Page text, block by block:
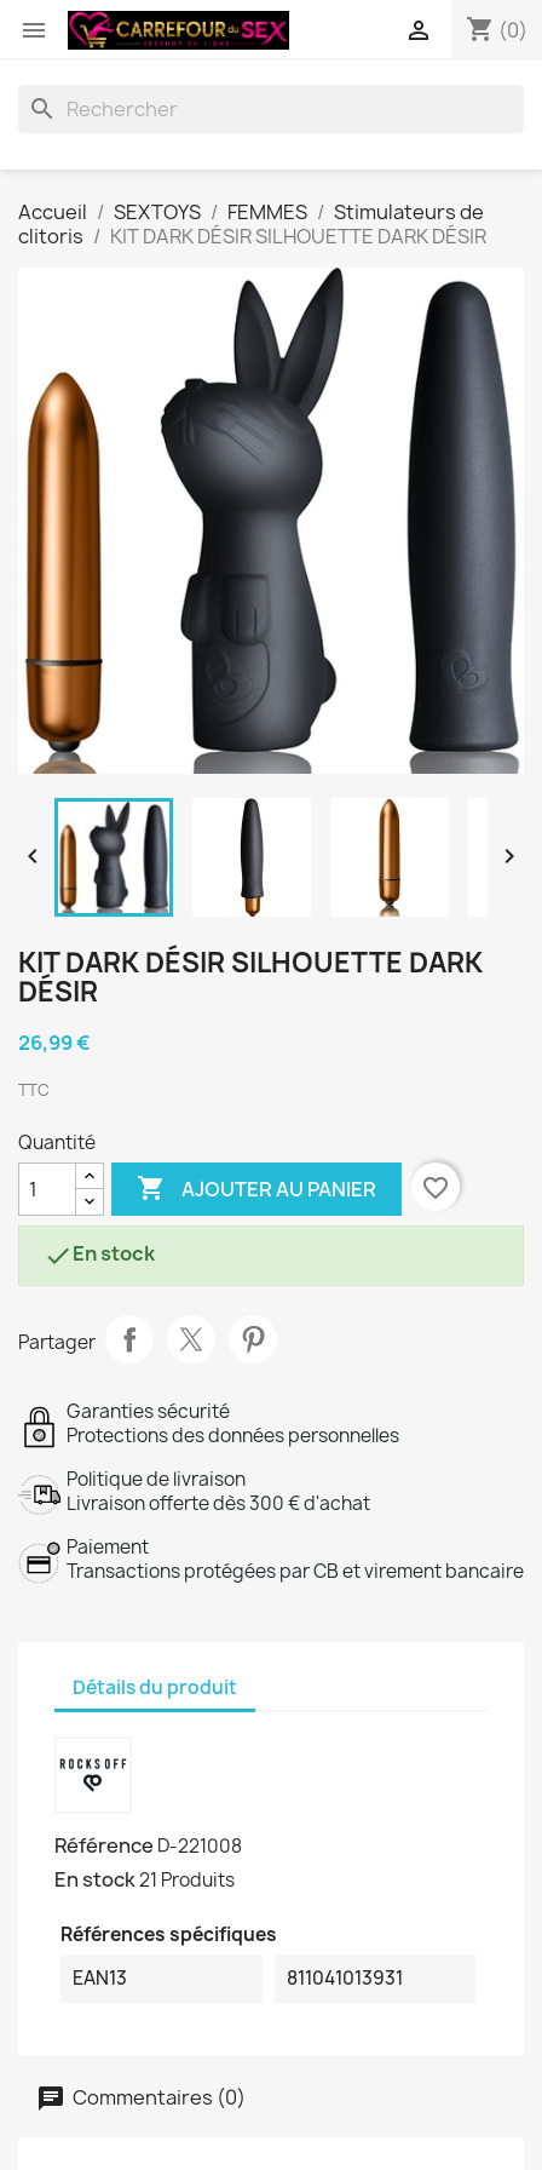
 shopping_cart (0)

search
Accueil SEXTOYS FEMMES
Stimulateurs de
clitoris
KIT DARK DÉSIR SILHOUETTE DARK DÉSIR
 
KIT DARK DÉSIR SILHOUETTE DARK
DÉSIR
26,99 €
TTC
Quantité
 AJOUTER AU PANIER favorite_border
En stock
Partager
Garanties sécurité
Protections des données personnelles
Politique de livraison
Livraison offerte dès 300 € d'achat
Paiement
Transactions protégées par CB et virement bancaire
Détails du produit
Référence D-221008
En stock21 Produits
Références spécifiques
EAN13
811041013931
Commentaires (0)